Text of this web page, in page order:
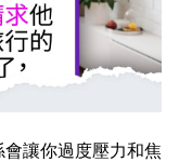
會讓你過度壓力和焦